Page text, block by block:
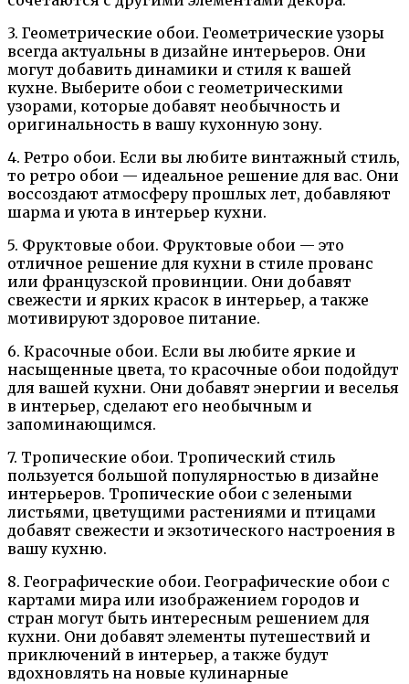
3. Геометрические обои. Геометрические узоры
всегда актуальны в дизайне интерьеров. Они
могут добавить динамики и стиля к вашей
кухне. Выберите обои с геометрическими
узорами, которые добавят необычность и
оригинальность в вашу кухонную зону.
4. Ретро обои. Если вы любите винтажный стиль,
то ретро обои — идеальное решение для вас. Они
воссоздают атмосферу прошлых лет, добавляют
шарма и уюта в интерьер кухни.
5. Фруктовые обои. Фруктовые обои — это
отличное решение для кухни в стиле прованс
или французской провинции. Они добавят
свежести и ярких красок в интерьер, а также
мотивируют здоровое питание.
6. Красочные обои. Если вы любите яркие и
насыщенные цвета, то красочные обои подойдут
для вашей кухни. Они добавят энергии и веселья
в интерьер, сделают его необычным и
запоминающимся.
7. Тропические обои. Тропический стиль
пользуется большой популярностью в дизайне
интерьеров. Тропические обои с зелеными
листьями, цветущими растениями и птицами
добавят свежести и экзотического настроения в
вашу кухню.
8. Географические обои. Географические обои с
картами мира или изображением городов и
стран могут быть интересным решением для
кухни. Они добавят элементы путешествий и
приключений в интерьер, а также будут
вдохновлять на новые кулинарные